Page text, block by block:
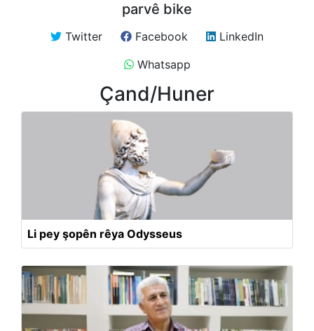
parvê bike
Twitter Facebook
LinkedIn
Whatsapp
Çand/Huner
Li pey şopên rêya Odysseus